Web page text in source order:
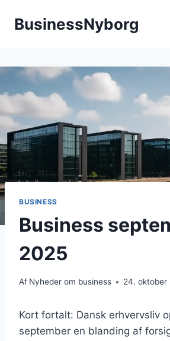
BusinessNyborg
BUSINESS
Business
2025
Af Nyheder om business 24. oktober
Kort fortalt: Dansk erhvervsliv
september en blanding af